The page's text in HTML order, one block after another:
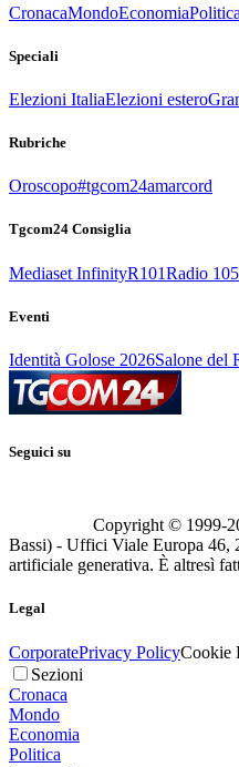
CronacaMondoEconomiaPolitica
Speciali
Elezioni ItaliaElezioni estero
Rubriche
Oroscopo#tgcom24amarcord
Tgcom24 Consiglia
Mediaset InfinityR101Radio 105
Eventi
Identità Golose 2026Salone del
Seguici su
Copyright © 1999-
Bassi) - Uffici Viale Europa 46,
artificiale generativa. È altresì
Legal
CorporatePrivacy PolicyCookie
Sezioni
Cronaca
Mondo
Economia
Politica